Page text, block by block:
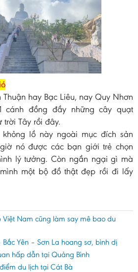
hay Bạc Liêu, nay Quy Nhơn
cánh đồng đầy những cây quạt
trời Tây rồi đây.
lồ này ngoài mục đích sản
nó được các bạn giới trẻ chọn
lý tưởng. Còn ngần ngại gì mà
một bộ đồ thật đẹp rồi đi lấy
Nam cũng làm say mê bao du
Yên – Sơn La hoang sơ, bình dị
hấp dẫn tại Quảng Bình
du lịch tại Cát Bà